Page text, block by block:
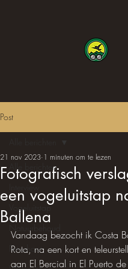
Post
Alle berichten
Interview
Vogeluitstap
Natuurbehoud
Fotoshoot
Fotografisch
een vogeluitstap
Ballena
21 nov 2023 1 minuten om te lezen
Vandaag bezocht ik Costa
Rota, na een kort en
aan El Bercial in El Puerto